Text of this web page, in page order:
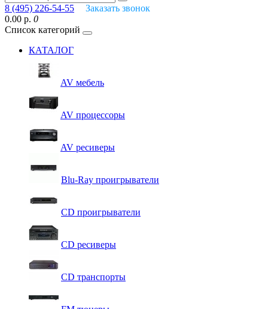
8 (495) 226-54-55
Заказать звонок
0.00 р. 0
Список категорий
КАТАЛОГ
AV мебель
AV процессоры
AV ресиверы
Blu-Ray проигрыватели
CD проигрыватели
CD ресиверы
CD транспорты